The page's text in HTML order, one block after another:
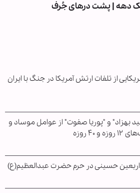
یک دهه | پشت درهای جُرف
از تلفات ارتش آمریکا در جنگ با ایران
بهزاد" و "پوریا صفوت" از عوامل موساد و
روزه
اربعین حسینی در حرم حضرت عبدالعظیم(ع)